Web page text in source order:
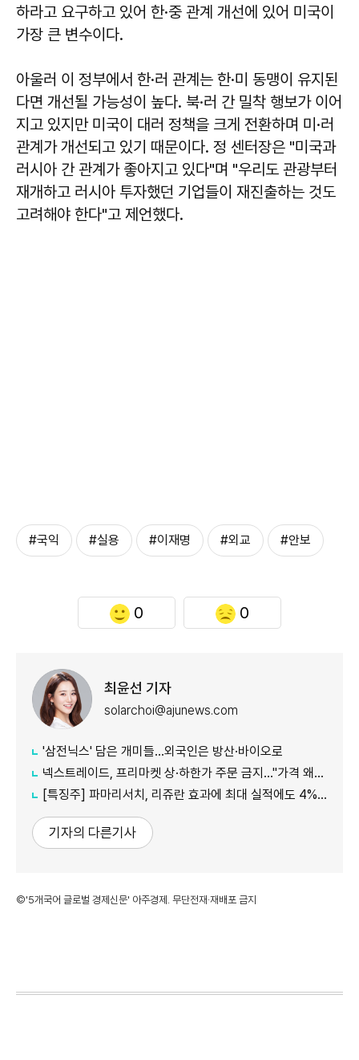
하라고 요구하고 있어 한·중 관계 개선에 있어 미국이
가장 큰 변수이다.
아울러 이 정부에서 한·러 관계는 한·미 동맹이 유지된
다면 개선될 가능성이 높다. 북·러 간 밀착 행보가 이어
지고 있지만 미국이 대러 정책을 크게 전환하며 미·러
관계가 개선되고 있기 때문이다. 정 센터장은 "미국과
러시아 간 관계가 좋아지고 있다"며 "우리도 관광부터
재개하고 러시아 투자했던 기업들이 재진출하는 것도
고려해야 한다"고 제언했다.
#국익 #실용 #이재명 #외교 #안보
0 0
최윤선 기자
solarchoi@ajunews.com
'삼전닉스' 담은 개미들…외국인은 방산·바이오로
넥스트레이드, 프리마켓 상·하한가 주문 금지…"가격 왜곡 방지"
[특징주] 파마리서치, 리쥬란 효과에 최대 실적에도 4%대 약세
기자의 다른기사
©'5개국어 글로벌 경제신문' 아주경제. 무단전재·재배포 금지